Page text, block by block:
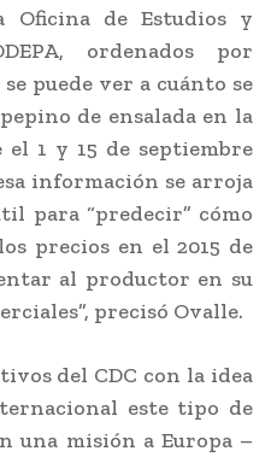
Oficina de Estudios y
ordenados por
puede ver a cuánto se
de ensalada en la
1 y 15 de septiembre
información se arroja
para “predecir” cómo
precios en el 2015 de
al productor en su
precisó Ovalle.
del CDC con la idea
este tipo de
una misión a Europa –